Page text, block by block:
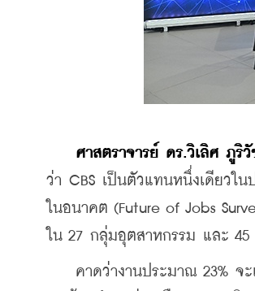
ศาสตราจารย์ ดร.วิเลิศ ภูริวั
ว่า CBS เป็นตัวแทนหนึ่งเดียวใน
ในอนาคต (Future of Jobs
ใน 27 กลุ่มอุตสาหกรรม และ
คาดว่างานประมาณ 23% จะเ